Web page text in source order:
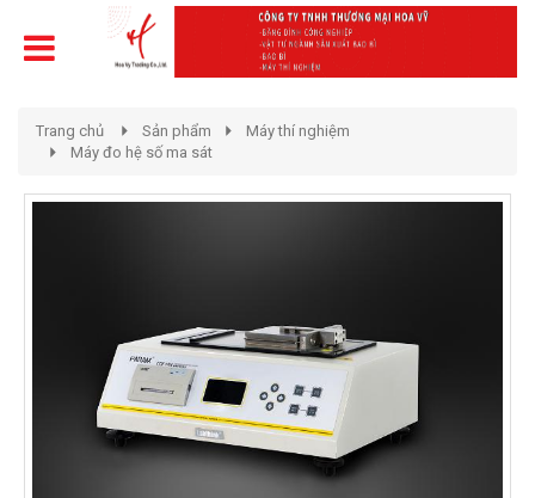
Trang chủ Sản phẩm
Máy thí nghiệm
Máy đo hệ số ma sát